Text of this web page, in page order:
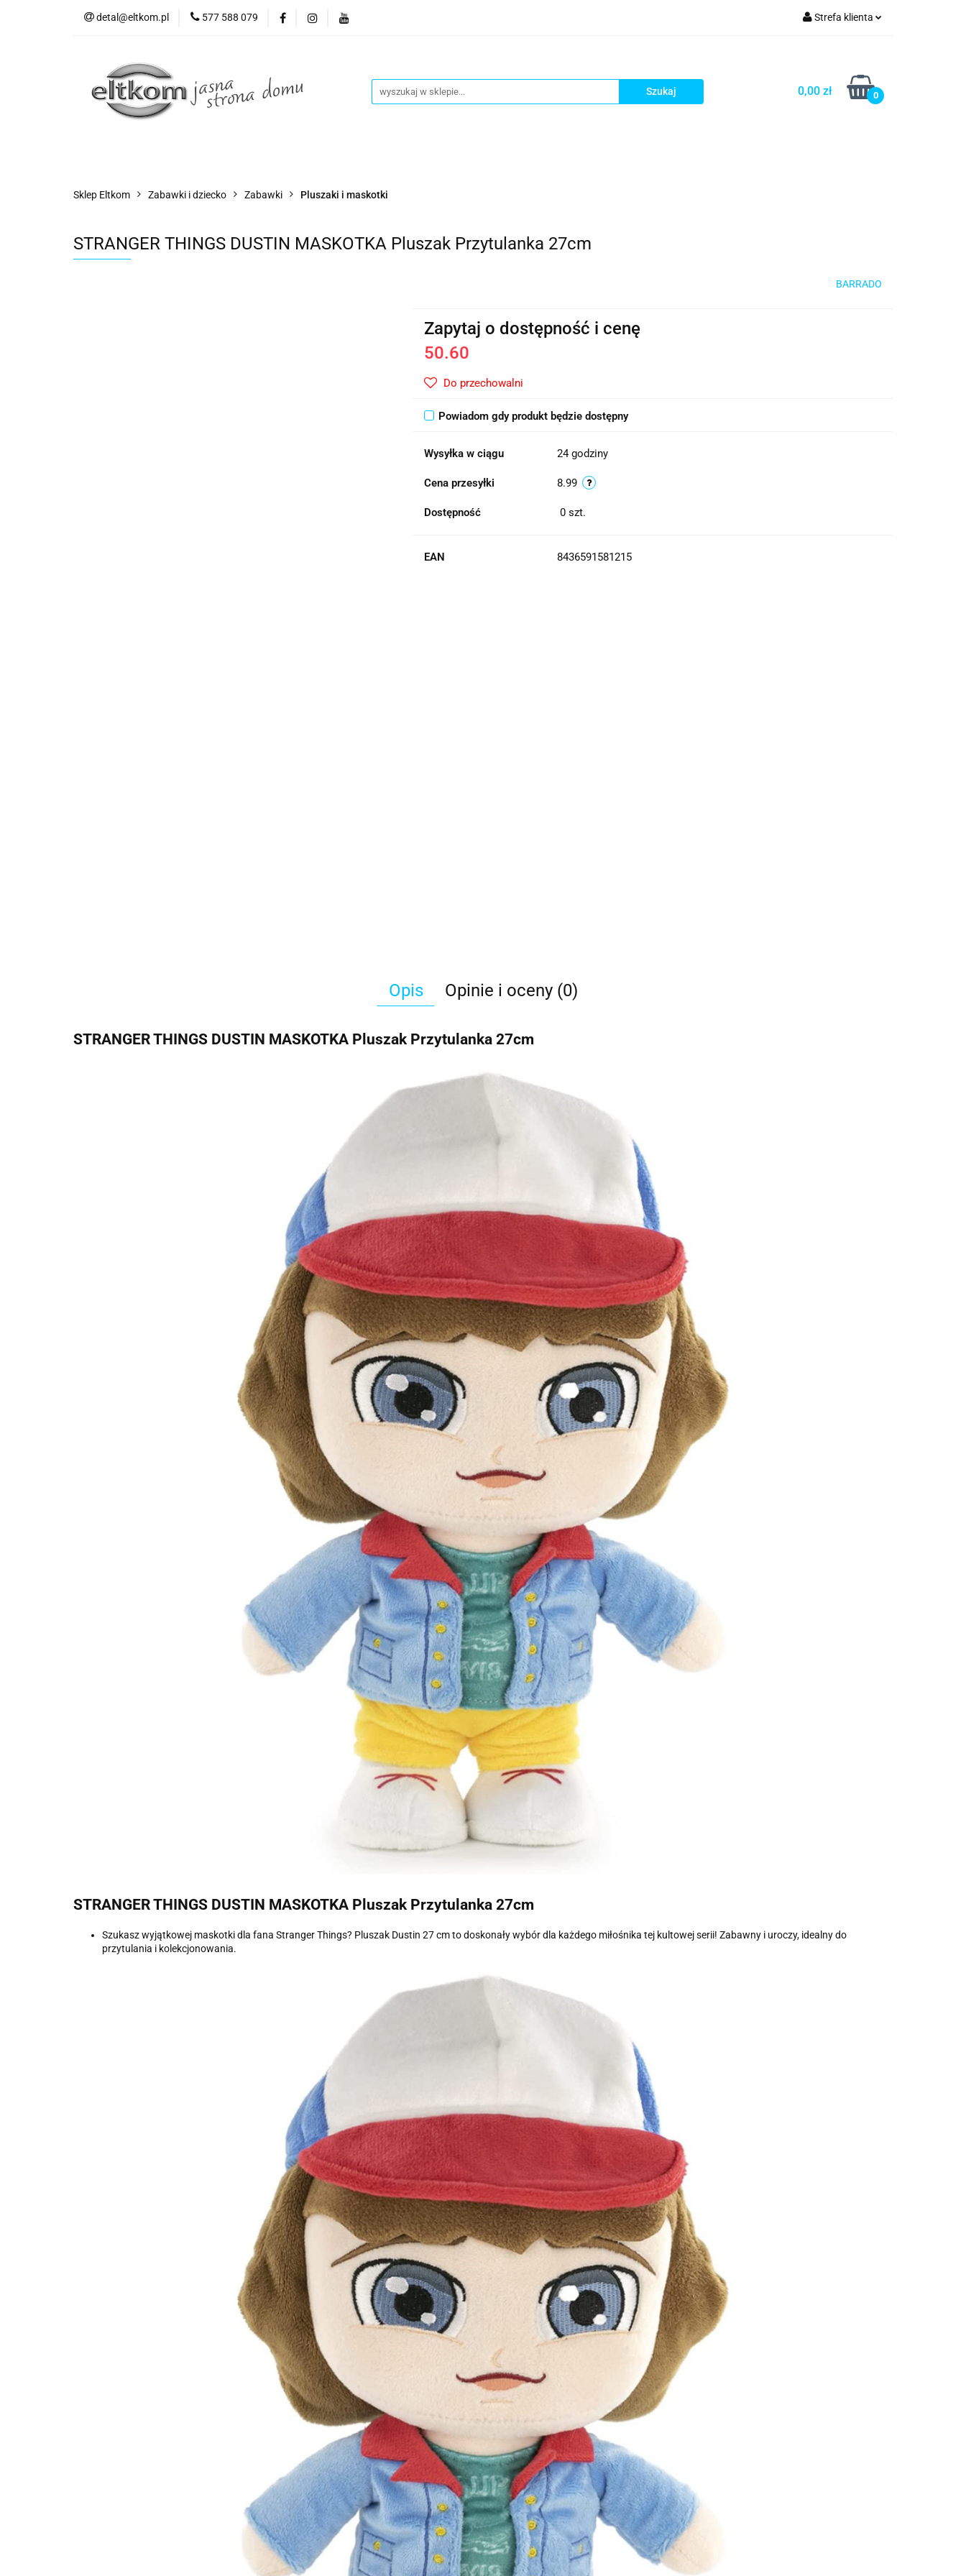
detal@eltkom.pl 577 588 079 Strefa klienta
Zarejestruj się
Dodaj zgłoszenie
0,00 zł 0
O nas Informacje
Sklep Eltkom Zabawki i dziecko Zabawki Pluszaki i maskotki
STRANGER THINGS DUSTIN MASKOTKA Pluszak Przytulanka 27cm
BARRADO
Zapytaj o dostępność i cenę
50.60
Do przechowalni
Powiadom gdy produkt będzie dostępny
Wysyłka w ciągu 24 godziny
Cena przesyłki 8.99
Dostępność 0 szt.
EAN 8436591581215
Opis Opinie i oceny (0)
STRANGER THINGS DUSTIN MASKOTKA Pluszak Przytulanka 27cm
STRANGER THINGS DUSTIN MASKOTKA Pluszak Przytulanka 27cm
Szukasz wyjątkowej maskotki dla fana Stranger Things? Pluszak Dustin 27 cm to doskonały wybór dla każdego miłośnika tej kultowej serii! Zabawny i uroczy, idealny do
przytulania i kolekcjonowania.